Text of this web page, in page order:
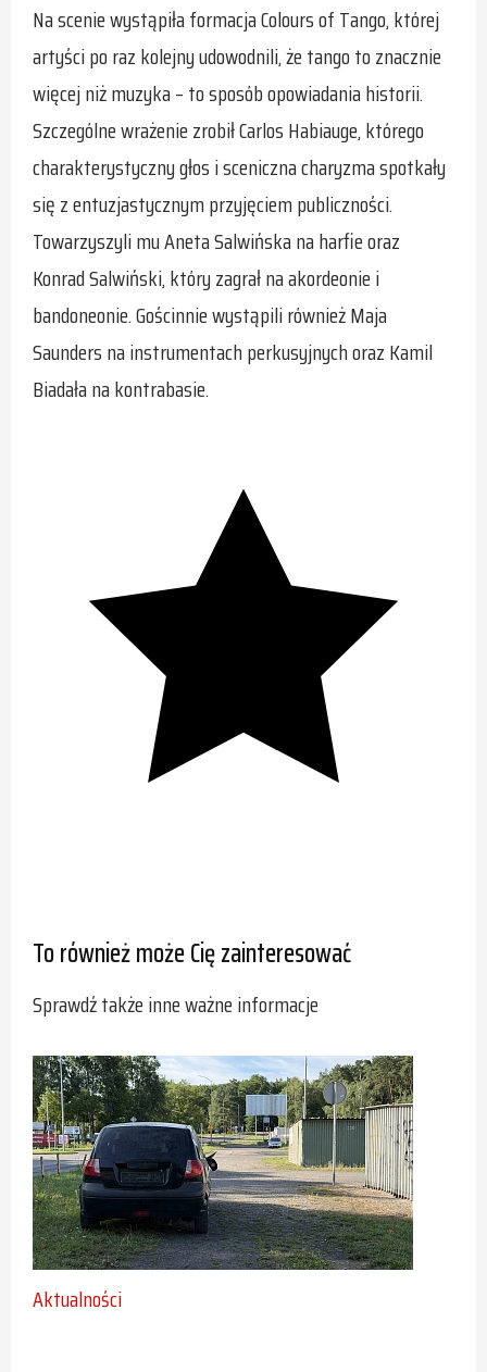
Na scenie wystąpiła formacja Colours of Tango, której
artyści po raz kolejny udowodnili, że tango to znacznie
więcej niż muzyka – to sposób opowiadania historii.
Szczególne wrażenie zrobił Carlos Habiauge, którego
charakterystyczny głos i sceniczna charyzma spotkały
się z entuzjastycznym przyjęciem publiczności.
Towarzyszyli mu Aneta Salwińska na harfie oraz
Konrad Salwiński, który zagrał na akordeonie i
bandoneonie. Gościnnie wystąpili również Maja
Saunders na instrumentach perkusyjnych oraz Kamil
Biadała na kontrabasie.
To również może Cię zainteresować
Sprawdź także inne ważne informacje
Aktualności